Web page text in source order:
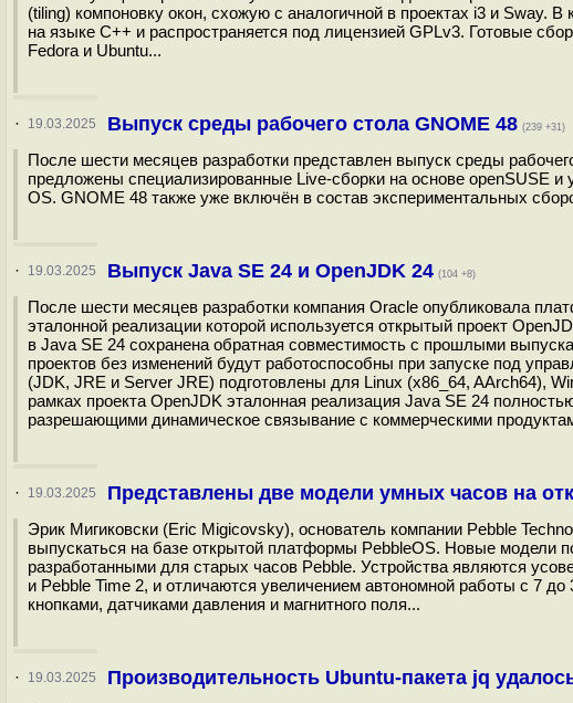
(tiling) компоновку окон, схожую с аналогичной в проектах i3 и Sway.
на языке C++ и распространяется под лицензией GPLv3. Готовые
Fedora и Ubuntu...
· 19.03.2025 Выпуск среды рабочего стола GNOME 48 (239 +31)
После шести месяцев разработки представлен выпуск среды
предложены специализированные Live-сборки на основе openSUSE
OS. GNOME 48 также уже включён в состав экспериментальных
· 19.03.2025 Выпуск Java SE 24 и OpenJDK 24 (104 +8)
После шести месяцев разработки компания Oracle опубликовала
эталонной реализации которой используется открытый проект
в Java SE 24 сохранена обратная совместимость с прошлыми
проектов без изменений будут работоспособны при запуске под
(JDK, JRE и Server JRE) подготовлены для Linux (x86_64, AArch64),
рамках проекта OpenJDK эталонная реализация Java SE 24
разрешающими динамическое связывание с коммерческими
· 19.03.2025 Представлены две модели умных часов на
Эрик Мигиковски (Eric Migicovsky), основатель компании Pebble
выпускаться на базе открытой платформы PebbleOS. Новые
разработанными для старых часов Pebble. Устройства являются
и Pebble Time 2, и отличаются увеличением автономной работы с 7
кнопками, датчиками давления и магнитного поля...
· 19.03.2025 Производительность Ubuntu-пакета jq